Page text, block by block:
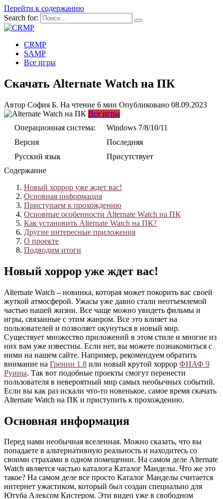
Перейти к содержанию
Search for:
CRMP
SAMP
Все игры
Скачать Alternate Watch на ПК
Автор София Б. На чтение 6 мин Опубликовано 08.09.2023
Все игры
Операционная система:
Windows 7/8/10/11
Версия
Последняя
Русский язык
Присутствует
Содержание
Новый хоррор уже ждет вас!
Основная информация
Приступаем к прохождению
Основные особенности Alternate Watch на ПК
Как установить Alternate Watch на ПК?
Другие интересные приложения
О проекте
Подводим итоги
Новый хоррор уже ждет вас!
Alternate Watch – новинка, которая может покорить вас своей
жуткой атмосферой. Ужасы уже давно стали неотъемлемой
частью нашей жизни. Все чаще можно увидеть фильмы и
игры, связанные с этим жанром. Все это влияет на
пользователей и позволяет окунуться в новый мир.
Существует множество приложений в этом стиле и многие из
них вам уже известны. Если нет, вы можете познакомиться с
ними на нашем сайте. Например, рекомендуем обратить
внимание на Гренни 1.8 или новый крутой хоррор ФНАФ 9
Руины. Так вот подобные проекты смогут перенести
пользователя в невероятный мир самых необычных событий.
Если вы как раз искали что-то новенькое, самое время скачать
Alternate Watch на ПК и приступить к прохождению.
Основная информация
Перед нами необычная вселенная. Можно сказать, что вы
попадаете в альтернативную реальность и находитесь со
своими страхами в одном помещении. На самом деле Alternate
Watch является частью каталога Каталог Манделы. Что же это
такое? На самом деле все просто Каталог Манделы считается
интернет ужастиком, который был создан специально для
Ютуба Алексом Кистером. Эти видео уже в свободном